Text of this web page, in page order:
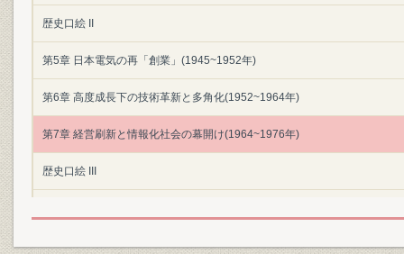
歴史口絵 II
第5章 日本電気の再「創業」(1945~1952年)
第6章 高度成長下の技術革新と多角化(1952~1964年)
第7章 経営刷新と情報化社会の幕開け(1964~1976年)
歴史口絵 III
第9章 通信自由化後の情報通信市場とグローバリゼーション(1985~1989